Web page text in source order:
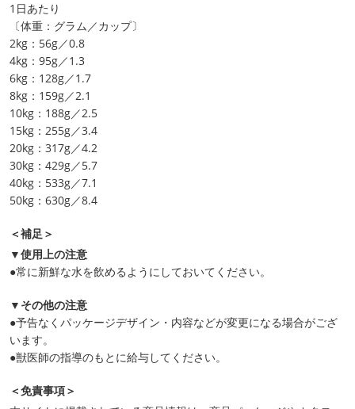
1日あたり
〔体重：グラム／カップ〕
2kg：56g／0.8
4kg：95g／1.3
6kg：128g／1.7
8kg：159g／2.1
10kg：188g／2.5
15kg：255g／3.4
20kg：317g／4.2
30kg：429g／5.7
40kg：533g／7.1
50kg：630g／8.4
＜補足＞
▼使用上の注意
●常に新鮮な水を飲めるようにしておいてください。
▼その他の注意
●予告なくパッケージデザイン・内容などが変更になる場合がござ
います。
●獣医師の指導のもとに給与してください。
＜免責事項＞